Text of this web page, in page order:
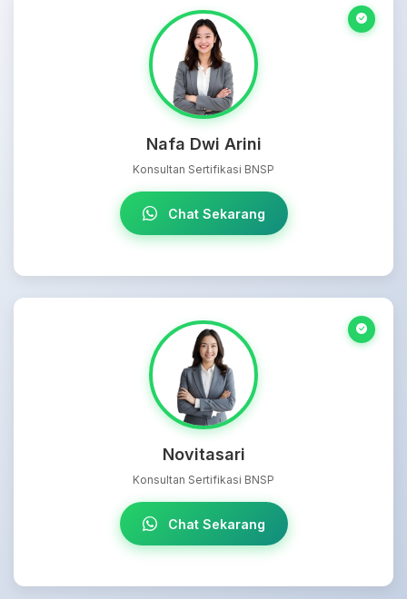
Nafa Dwi Arini
Konsultan Sertifikasi BNSP
Chat Sekarang
Novitasari
Konsultan Sertifikasi BNSP
Chat Sekarang